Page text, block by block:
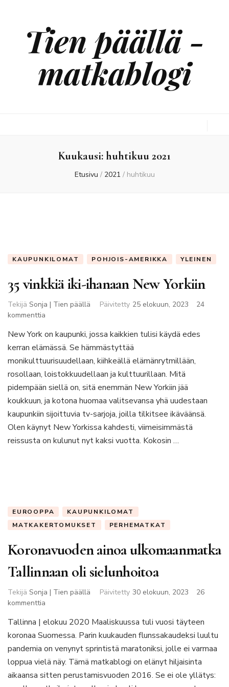
Tien päällä -
matkablogi
Kuukausi:huhtikuu 2021
Etusivu / 2021 / huhtikuu
KAUPUNKILOMAT POHJOIS-AMERIKKA YLEINEN
35 vinkkiä iki-ihanaan New Yorkiin
Tekijä Sonja | Tien päällä Päivitetty 25 elokuun, 2023
24
kommenttia
vinkkiä
iki-
ihanaan
Yorkiin
New York on kaupunki, jossa kaikkien tulisi käydä edes
kerran elämässä. Se hämmästyttää
monikulttuurisuudellaan, kiihkeällä elämänrytmillään,
rosollaan, loistokkuudellaan ja kulttuurillaan. Mitä
pidempään siellä on, sitä enemmän New Yorkiin jää
koukkuun, ja kotona huomaa valitsevansa yhä uudestaan
kaupunkiin sijoittuvia tv-sarjoja, joilla tilkitsee ikäväänsä.
Olen käynyt New Yorkissa kahdesti, viimeisimmästä
reissusta on kulunut nyt kaksi vuotta. Kokosin …
EUROOPPA
KAUPUNKILOMAT
MATKAKERTOMUKSET
PERHEMATKAT
Koronavuoden ainoa ulkomaanmatka
Tallinnaan oli sielunhoitoa
Tekijä Sonja | Tien päällä Päivitetty 30 elokuun, 2023
26
kommenttia
ainoa
ulkomaanmatka
Tallinnaan
sielunhoitoa
Tallinna | elokuu 2020 Maaliskuussa tuli vuosi täyteen
koronaa Suomessa. Parin kuukauden flunssakaudeksi luultu
pandemia on venynyt sprintistä maratoniksi, jolle ei varmaa
loppua vielä näy. Tämä matkablogi on elänyt hiljaisinta
aikaansa sitten perustamisvuoden 2016. Se ei ole yllätys: